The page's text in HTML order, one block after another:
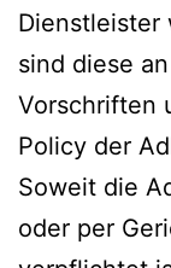
Dienstleister
sind diese
Vorschriften
Policy der
Soweit die
oder per